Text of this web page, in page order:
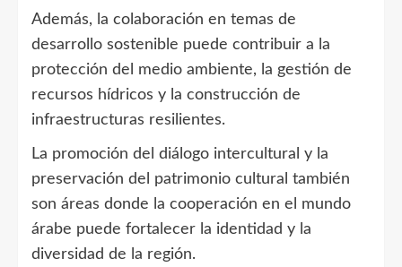
Además, la colaboración en temas de
desarrollo sostenible puede contribuir a la
protección del medio ambiente, la gestión de
recursos hídricos y la construcción de
infraestructuras resilientes.
La promoción del diálogo intercultural y la
preservación del patrimonio cultural también
son áreas donde la cooperación en el mundo
árabe puede fortalecer la identidad y la
diversidad de la región.